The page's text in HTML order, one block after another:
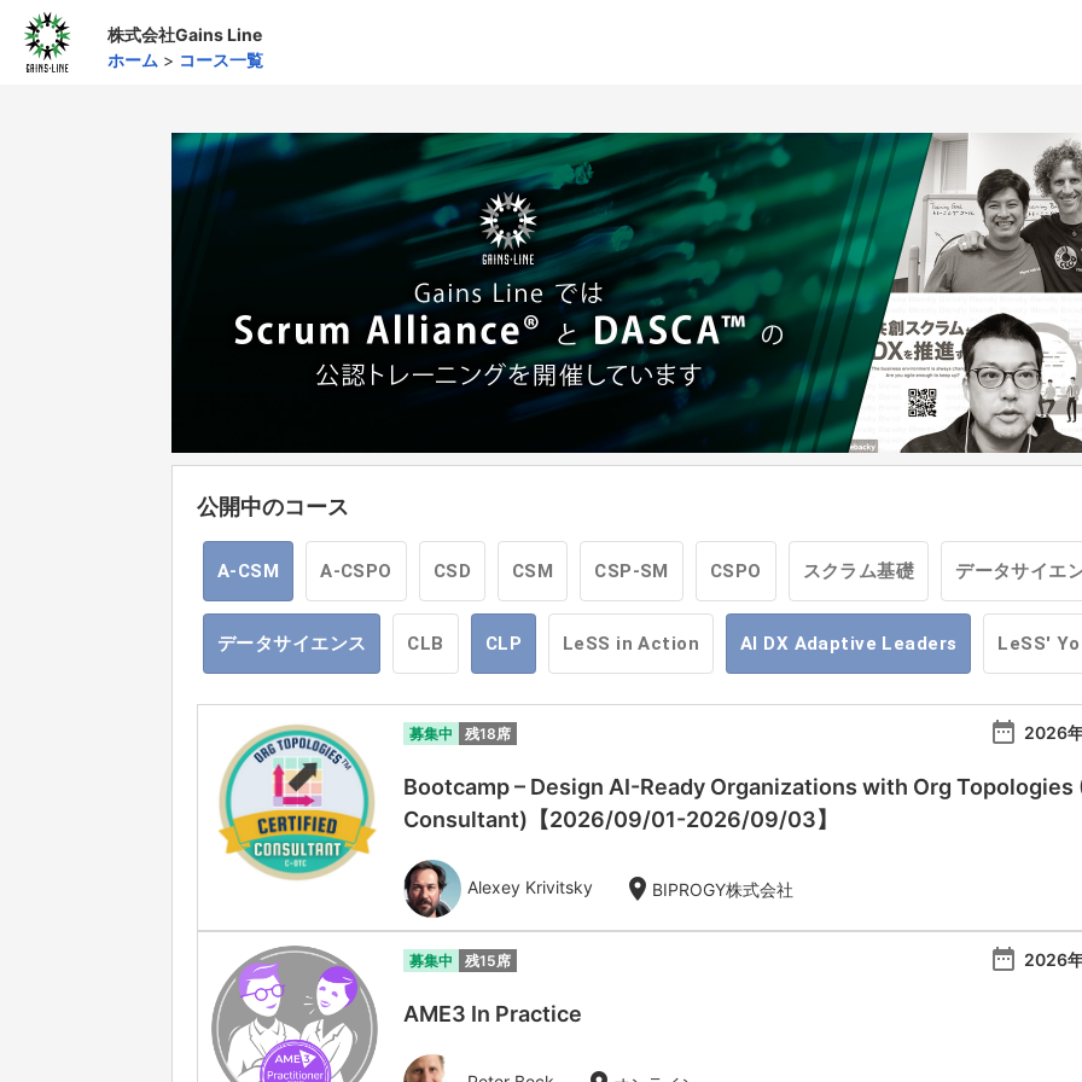
株式会社Gains Line
ホーム > コース一覧
公開中のコース
A-CSM A-CSPO CSD CSM CSP-SM CSPO スクラム基礎 データサイエ
データサイエンス CLB CLP LeSS in Action AI DX Adaptive Leaders LeSS'
募集中 残18席 date_range 2026
Bootcamp – Design AI-Ready Organizations with Org
Consultant)【2026/09/01-2026/09/03】
Alexey Krivitsky location_on BIPROGY株式会社
募集中 残15席 date_range 2026
AME3 In Practice